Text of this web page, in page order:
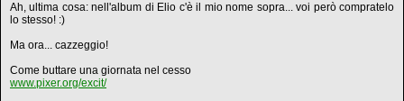
Ah, ultima cosa: nell'album di Elio c'è il mio nome sopra... voi però compratelo
lo stesso! :)
Ma ora... cazzeggio!
Come buttare una giornata nel cesso
www.pixer.org/excit/